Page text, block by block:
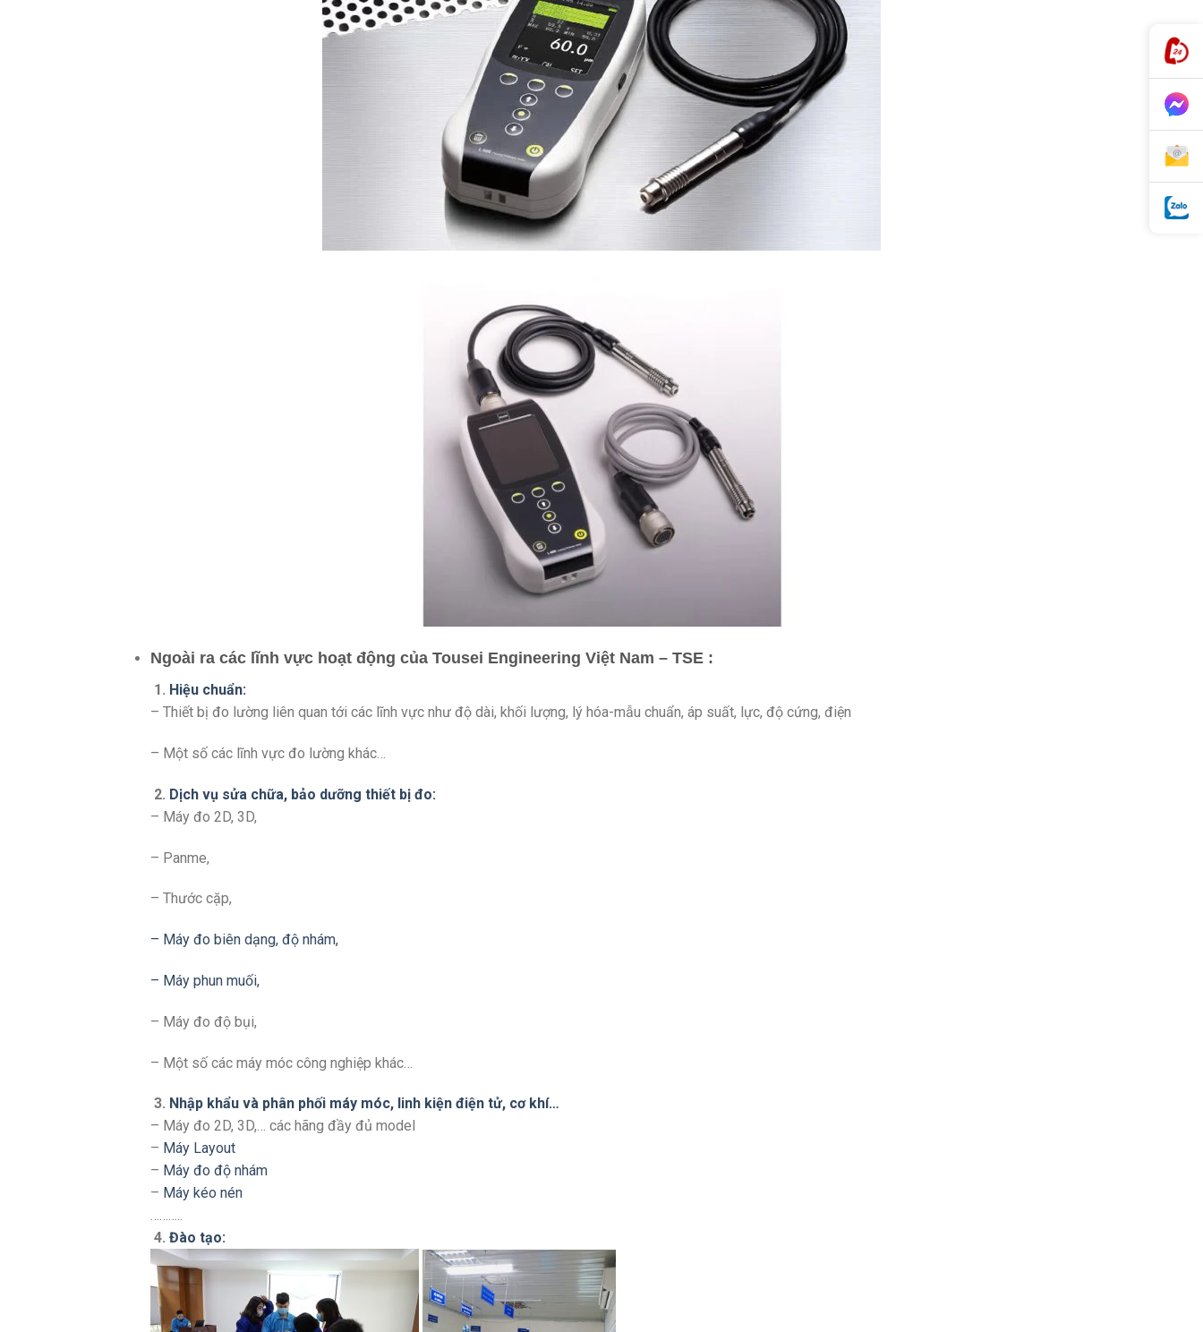
Ngoài ra các lĩnh vực hoạt động của Tousei Engineering Việt Nam – TSE :
1. Hiệu chuẩn:
– Thiết bị đo lường liên quan tới các lĩnh vực như độ dài, khối lượng, lý hóa-mẫu chuẩn, áp suất, lực, độ cứng, điện
– Một số các lĩnh vực đo lường khác…
2. Dịch vụ sửa chữa, bảo dưỡng thiết bị đo:
– Máy đo 2D, 3D,
– Panme,
– Thước cặp,
– Máy đo biên dạng, độ nhám,
– Máy phun muối,
– Máy đo độ bụi,
– Một số các máy móc công nghiệp khác…
3. Nhập khẩu và phân phối máy móc, linh kiện điện tử, cơ khí…
– Máy đo 2D, 3D,… các hãng đầy đủ model
– Máy Layout
– Máy đo độ nhám
– Máy kéo nén
………..
4. Đào tạo: